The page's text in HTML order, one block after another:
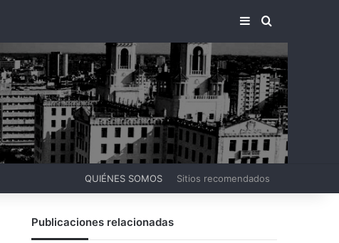
BARRA LATERAL
BUSCAR
QUIÉNES SOMOS Sitios recomendados
Publicaciones relacionadas